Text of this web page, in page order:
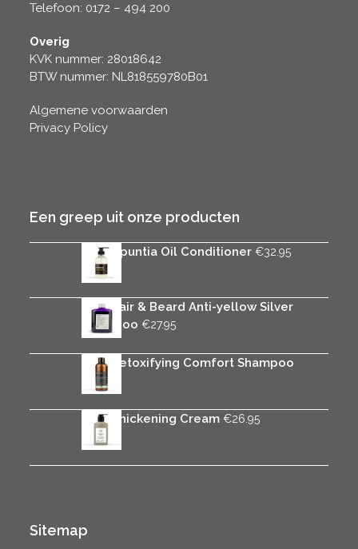
Telefoon: 0172 – 494 200
Overig
KVK nummer: 28018642
BTW nummer: NL818559780B01
Algemene voorwaarden
Privacy Policy
Een greep uit onze producten
Rica Opuntia Oil Conditioner €32.95
Rica Hair & Beard Anti-yellow Silver
Shampoo €27.95
Rica Detoxifying Comfort Shampoo
25.95
Rica Thickening Cream €26.95
Sitemap